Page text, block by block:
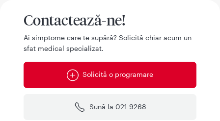
Contactează-ne!
Ai simptome care te supără? Solicită chiar acum un
sfat medical specializat.
Solicită o programare
Sună la 021 9268